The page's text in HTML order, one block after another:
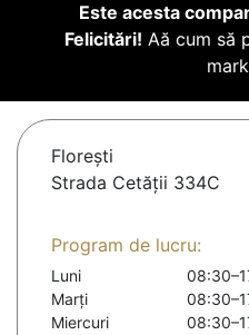
Este acesta
Felicitări! Aă cum să
Floreşti
Strada Cetății 334C
Program de lucru:
Luni
Marți
Miercuri